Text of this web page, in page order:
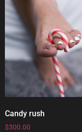
Candy rush
$300.00